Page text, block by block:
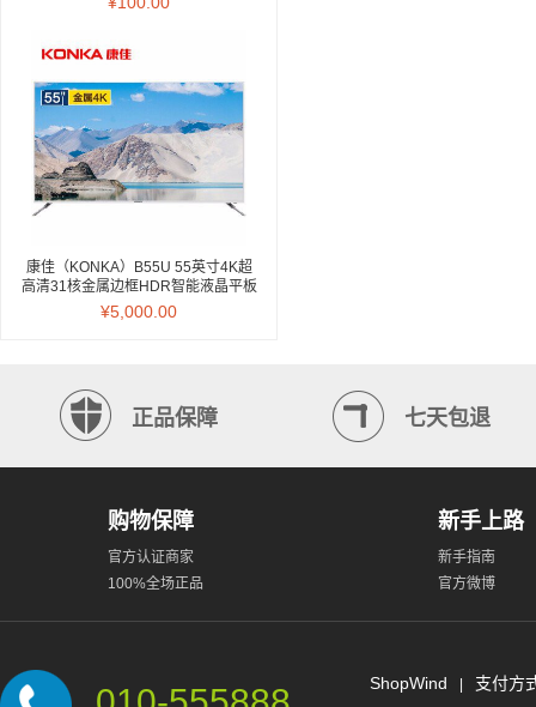
康佳（KONKA）B55U 55英寸4K超
高清31核金属边框HDR智能液晶平板
电视
¥5,000.00
正品保障 七天包退
购物保障
官方认证商家
100%全场正品
新手上路
新手指南
官方微博
ShopWind 支付方